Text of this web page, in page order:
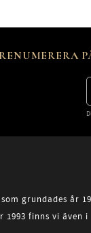
grundades år
1993 finns vi även i